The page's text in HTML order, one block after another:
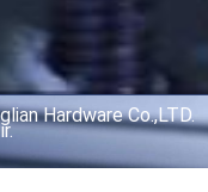
Hardware Co.,LTD.